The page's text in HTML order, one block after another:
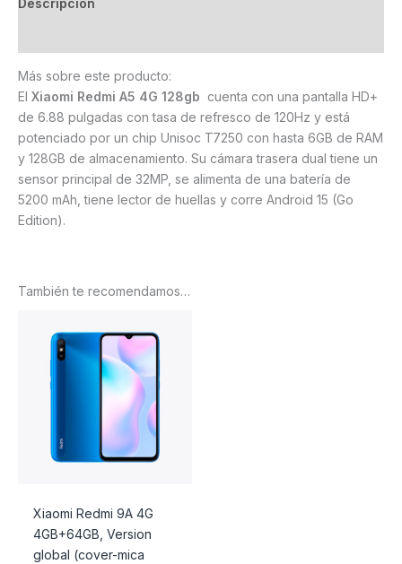
Descripción
Más sobre este producto:
El Xiaomi Redmi A5 4G 128gb cuenta con una pantalla HD+
de 6.88 pulgadas con tasa de refresco de 120Hz y está
potenciado por un chip Unisoc T7250 con hasta 6GB de RAM
y 128GB de almacenamiento. Su cámara trasera dual tiene un
sensor principal de 32MP, se alimenta de una batería de
5200 mAh, tiene lector de huellas y corre Android 15 (Go
Edition).
También te recomendamos…
Xiaomi Redmi 9A 4G
4GB+64GB, Version
global (cover-mica